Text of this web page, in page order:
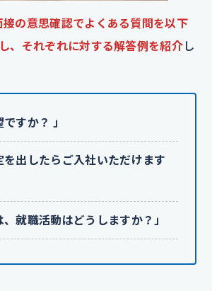
接の意思確認でよくある質問を以下
、それぞれに対する解答例を紹介 し
ですか？ 」
を出したらご入社いただけます
、就職活動はどうしますか？」